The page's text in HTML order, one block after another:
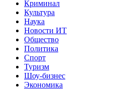
Криминал
Культура
Наука
Новости ИТ
Общество
Политика
Спорт
Туризм
Шоу-бизнес
Экономика